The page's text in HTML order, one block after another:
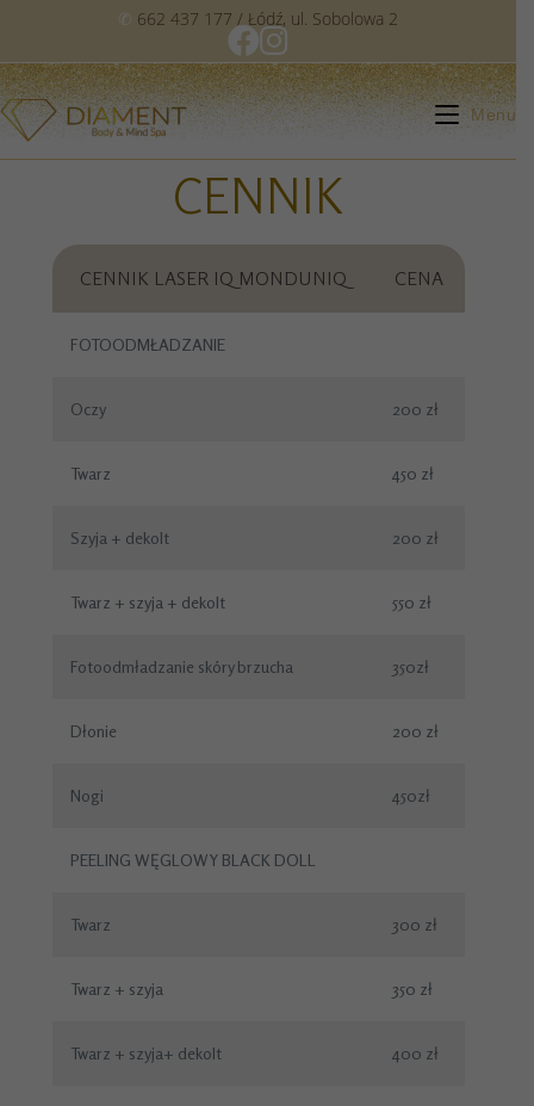
✆ 662 437 177 / Łódź, ul. Sobolowa 2
Menu
CENNIK
CENNIK LASER IQ MONDUNIQ CENA
FOTOODMŁADZANIE
Oczy 200 zł
Twarz 450 zł
Szyja + dekolt 200 zł
Twarz + szyja + dekolt 550 zł
Fotoodmładzanie skóry brzucha 350zł
Dłonie 200 zł
Nogi 450zł
PEELING WĘGLOWY BLACK DOLL
Twarz 300 zł
Twarz + szyja 350 zł
Twarz + szyja+ dekolt 400 zł